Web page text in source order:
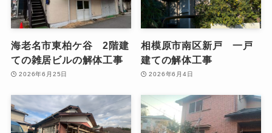
海老名市東柏ケ谷 2階建
ての雑居ビルの解体工事
2026年6月25日
相模原市南区新戸 一戸
建ての解体工事
2026年6月4日